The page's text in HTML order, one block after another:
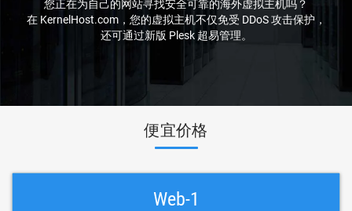
您正在为自己的网站寻找安全可靠的海外虚拟主机吗？
在 KernelHost.com，您的虚拟主机不仅免受 DDoS 攻击保护，
还可通过新版 Plesk 超易管理。
便宜价格
Web-1